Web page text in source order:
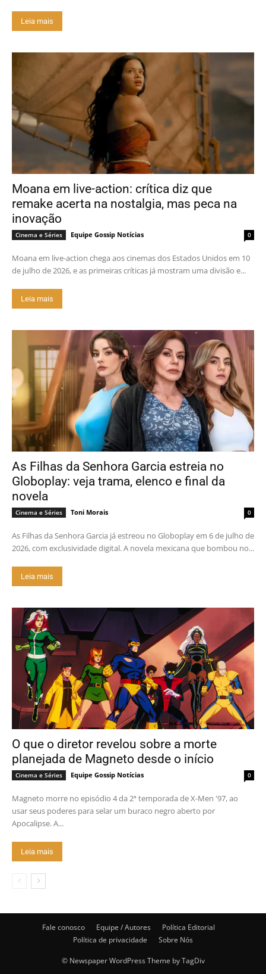
Leia mais
Moana em live-action: crítica diz que
remake acerta na nostalgia, mas peca na
inovação
Cinema e Séries Equipe Gossip Notícias 0
Moana em live-action chega aos cinemas dos Estados Unidos em 10
de julho de 2026, e as primeiras críticas já mostram uma divisão e...
Leia mais
As Filhas da Senhora Garcia estreia no
Globoplay: veja trama, elenco e final da
novela
Cinema e Séries Toni Morais 0
As Filhas da Senhora Garcia já estreou no Globoplay em 6 de julho de
2026, com exclusividade digital. A novela mexicana que bombou no...
Leia mais
O que o diretor revelou sobre a morte
planejada de Magneto desde o início
Cinema e Séries Equipe Gossip Notícias 0
Magneto morre no episódio 4 da 2ª temporada de X-Men '97, ao
usar seus poderes para selar um buraco negro aberto por
Apocalipse. A...
Leia mais
Fale conosco Equipe / Autores
Política Editorial
Política de privacidade
Sobre Nós
© Newspaper WordPress Theme by TagDiv